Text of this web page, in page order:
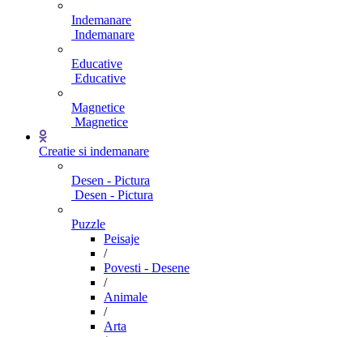
Indemanare
Indemanare
Educative
Educative
Magnetice
Magnetice
Creatie si indemanare
Desen - Pictura
Desen - Pictura
Puzzle
Peisaje
/
Povesti - Desene
/
Animale
/
Arta